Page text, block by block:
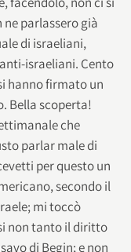
parlassero già
di israeliani,
israeliani. Cento
hanno firmato un
Bella scoperta!
che
parlar male di
per questo un
secondo il
mi toccò
non tanto il diritto
di Begin; e non